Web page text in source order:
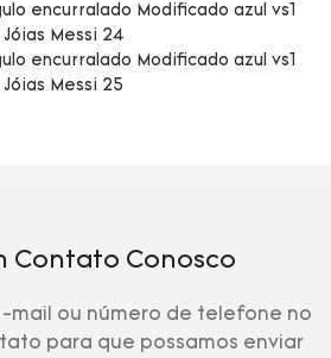
Contato Conosco
-mail ou número de telefone no
para que possamos enviar